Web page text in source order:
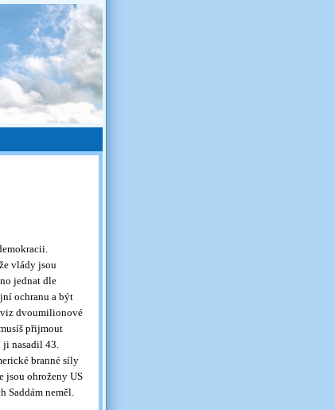
vlády jsou
jednat dle
ochranu a být
dvoumilionové
přijmout
ji nasadil 43.
branné síly
jsou ohroženy US
Saddám neměl.